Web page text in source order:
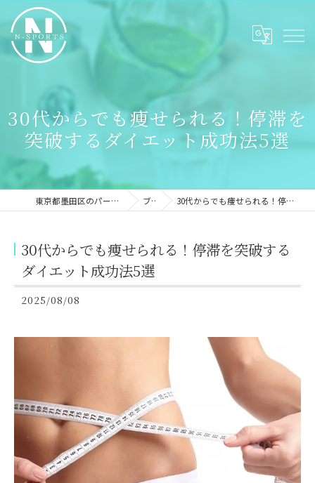
30代からでも痩せられる！停滞を
突破するダイエット成功法5選
東京都墨田区のパーソナルジムならN-sports ブログ 30代からでも痩せられる！停滞を突破するダイエット成功法5選
30代からでも痩せられる！停滞を突破する
ダイエット成功法5選
2025/08/08